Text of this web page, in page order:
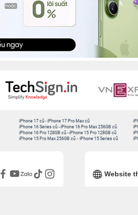
iPhone 17 cũ -iPhone 17 Pro Max cũ
iPhone 16 Series cũ - iPhone 16 Pro Max 256GB cũ
iPhone 16 Pro 128GB cũ -iPhone 15 Pro 128GB cũ
iPhone 15 Pro Max 256GB cũ - iPhone 15 Series cũ
Website